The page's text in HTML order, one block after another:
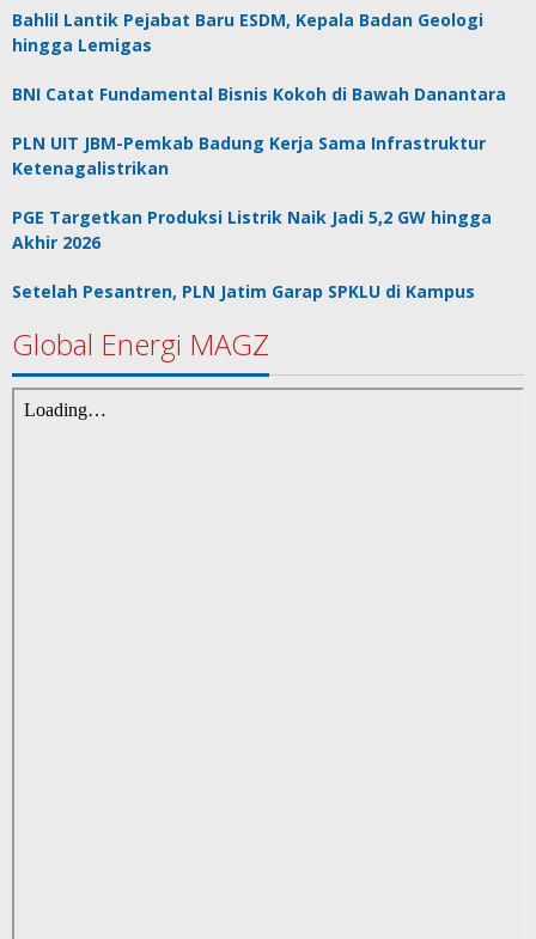
Bahlil Lantik Pejabat Baru ESDM, Kepala Badan Geologi
hingga Lemigas
BNI Catat Fundamental Bisnis Kokoh di Bawah Danantara
PLN UIT JBM-Pemkab Badung Kerja Sama Infrastruktur
Ketenagalistrikan
PGE Targetkan Produksi Listrik Naik Jadi 5,2 GW hingga
Akhir 2026
Setelah Pesantren, PLN Jatim Garap SPKLU di Kampus
Global Energi MAGZ